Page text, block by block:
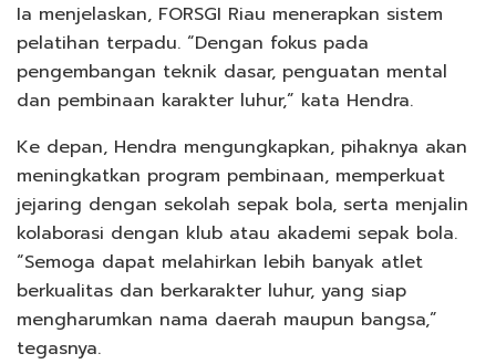
Ia menjelaskan, FORSGI Riau menerapkan sistem
pelatihan terpadu. “Dengan fokus pada
pengembangan teknik dasar, penguatan mental
dan pembinaan karakter luhur,” kata Hendra.
Ke depan, Hendra mengungkapkan, pihaknya akan
meningkatkan program pembinaan, memperkuat
jejaring dengan sekolah sepak bola, serta menjalin
kolaborasi dengan klub atau akademi sepak bola.
“Semoga dapat melahirkan lebih banyak atlet
berkualitas dan berkarakter luhur, yang siap
mengharumkan nama daerah maupun bangsa,”
tegasnya.